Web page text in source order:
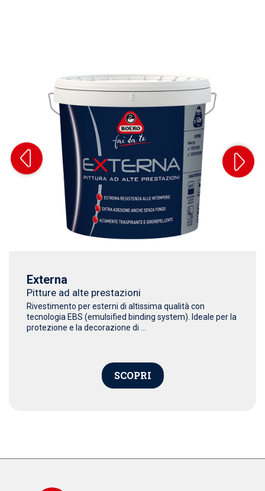
Externa
Pitture ad alte prestazioni
Rivestimento per esterni di altissima qualità con
tecnologia EBS (emulsified binding system). Ideale per la
protezione e la decorazione di ...
SCOPRI